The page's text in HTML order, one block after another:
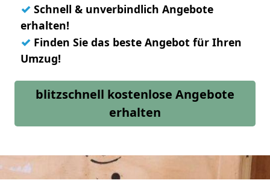
✓ Schnell & unverbindlich Angebote
erhalten!
✓ Finden Sie das beste Angebot für Ihren
Umzug!
blitzschnell kostenlose Angebote
erhalten